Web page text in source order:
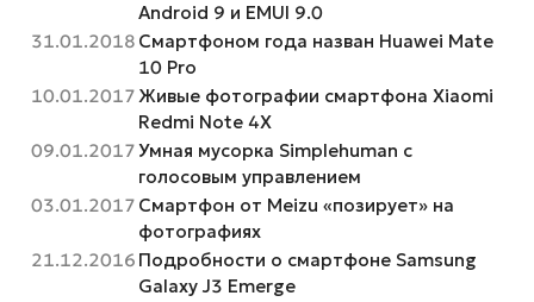
Android 9 и EMUI 9.0
31.01.2018 Смартфоном года назван Huawei Mate
10 Pro
10.01.2017Живые фотографии смартфона Xiaomi
Redmi Note 4X
09.01.2017Умная мусорка Simplehuman с
голосовым управлением
03.01.2017 Смартфон от Meizu «позирует» на
фотографиях
21.12.2016 Подробности о смартфоне Samsung
Galaxy J3 Emerge